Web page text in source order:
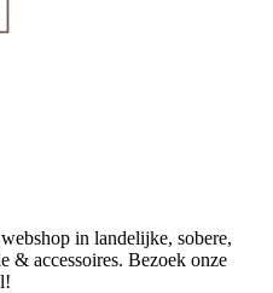
in landelijke, sobere,
& accessoires. Bezoek onze